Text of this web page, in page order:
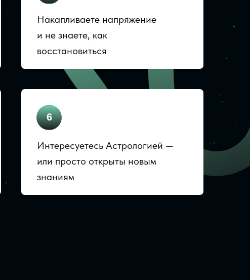
Накапливаете напряжение
и не знаете, как
восстановиться
Интересуетесь Астрологией —
или просто открыты новым
знаниям
6